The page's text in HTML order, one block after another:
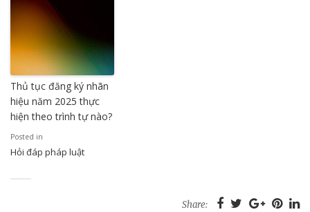
Thủ tục đăng ký nhãn
hiệu năm 2025 thực
hiện theo trình tự nào?
Posted in
Hỏi đáp pháp luật
Share: